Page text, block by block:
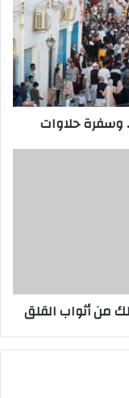
وسفرة حلاوات
من أثواب القلق